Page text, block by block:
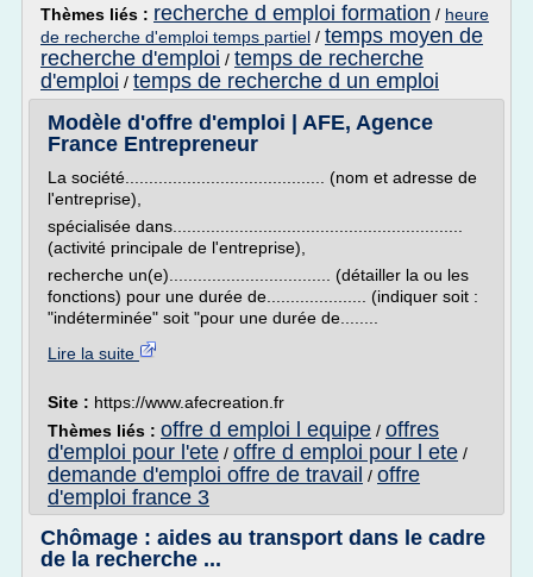
Thèmes liés : recherche d emploi formation / heure
de recherche d'emploi temps partiel / temps moyen de
recherche d'emploi / temps de recherche
d'emploi / temps de recherche d un emploi
Modèle d'offre d'emploi | AFE, Agence
France Entrepreneur
La société.......................................... (nom et adresse de
l'entreprise),
spécialisée dans.............................................................
(activité principale de l'entreprise),
recherche un(e).................................. (détailler la ou les
fonctions) pour une durée de..................... (indiquer soit :
"indéterminée" soit "pour une durée de........
Lire la suite
Site : https://www.afecreation.fr
Thèmes liés : offre d emploi l equipe / offres
d'emploi pour l'ete / offre d emploi pour l ete /
demande d'emploi offre de travail / offre
d'emploi france 3
Chômage : aides au transport dans le cadre
de la recherche ...